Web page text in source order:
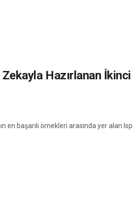
Hazırlanan
en başarılı örnekleri arasında yer alan